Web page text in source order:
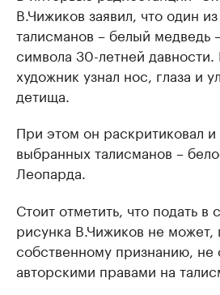
В.Чижиков заявил, что один
талисманов – белый медведь
символа 30-летней давности.
художник узнал нос, глаза и
детища.
При этом он раскритиковал и
выбранных талисманов –
Леопарда.
Стоит отметить, что подать в
рисунка В.Чижиков не может,
собственному признанию, не
авторскими правами на